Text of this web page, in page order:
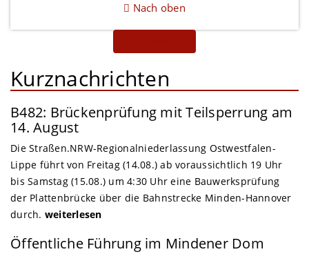
Nach oben
Kurznachrichten
B482: Brückenprüfung mit Teilsperrung am
14. August
Die Straßen.NRW-Regionalniederlassung Ostwestfalen-
Lippe führt von Freitag (14.08.) ab voraussichtlich 19 Uhr
bis Samstag (15.08.) um 4:30 Uhr eine Bauwerksprüfung
der Plattenbrücke über die Bahnstrecke Minden-Hannover
durch. weiterlesen
Öffentliche Führung im Mindener Dom